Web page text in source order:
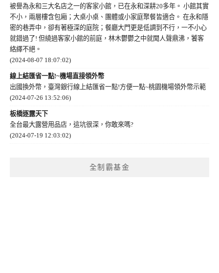
被譽為永和三大名店之一的客家小館，已在永和深耕20多年。 小館其實
不小，兩層樓含包廂；大桌小桌、團體或小家庭聚餐皆適合。 在永和隱
密的巷弄中，卻有著極深的庭院；餐廳大門更是低調到不行，一不小心
就錯過了! 但繞過客家小館的前庭，林木鬱鬱之中就聞人聲鼎沸，饕客
絡繹不絕。
(2024-08-07 18:07:02)
線上結匯省一點!~機場直接領外幣
出國換外幣，臺灣銀行線上結匯省一點!方便一點~桃園機場領外幣示範
(2024-07-26 13:52:06)
板橋逐露天下
全台最大露營用品店，這坑很深，你敢來嗎?
(2024-07-19 12:03:02)
全制霸基金